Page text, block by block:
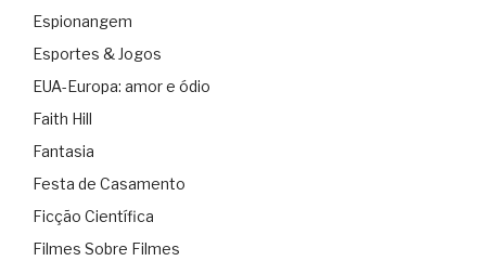
Espionangem
Esportes & Jogos
EUA-Europa: amor e ódio
Faith Hill
Fantasia
Festa de Casamento
Ficção Científica
Filmes Sobre Filmes